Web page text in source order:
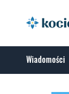
Wiadomości